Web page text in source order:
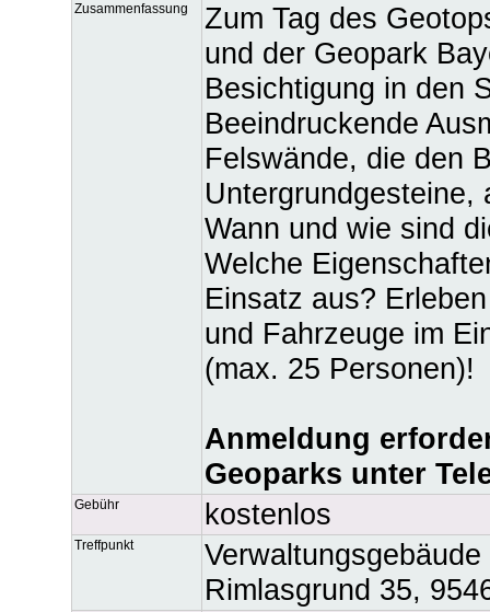
Zusammenfassung
Zum Tag des
und der Geopark
Besichtigung in den
Beeindruckende
Felswände, die den
Untergrundgesteine,
Wann und wie sind
Welche
Einsatz aus?
und Fahrzeuge im
(max. 25 Personen)!
Anmeldung
Geoparks unter
Gebühr kostenlos
Treffpunkt
Rimlasgrund 35,